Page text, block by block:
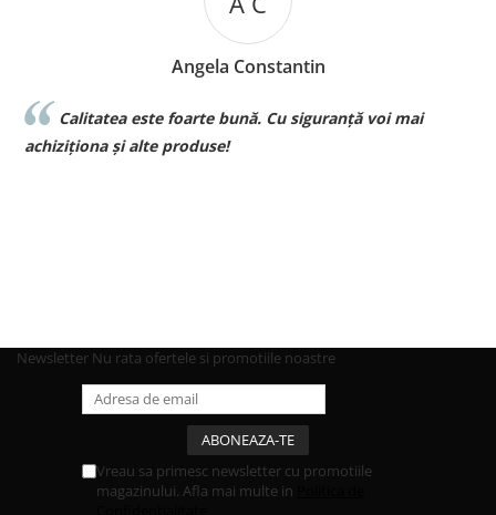
Angela Constantin
Calitatea este foarte bună. Cu siguranță voi mai
achiziționa și alte produse!
Newsletter Nu rata ofertele si promotiile noastre
Vreau sa primesc newsletter cu promotiile
magazinului. Afla mai multe in